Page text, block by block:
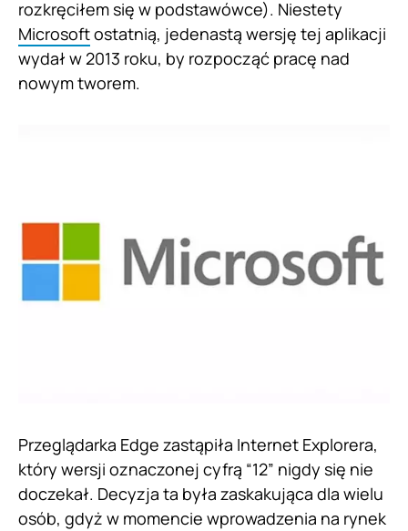
rozkręciłem się w podstawówce). Niestety
Microsoftostatnią, jedenastą wersję tej aplikacji
wydał w 2013 roku, by rozpocząć pracę nad
nowym tworem.
Przeglądarka Edge zastąpiła Internet Explorera,
który wersji oznaczonej cyfrą “12” nigdy się nie
doczekał. Decyzja ta była zaskakująca dla wielu
osób, gdyż w momencie wprowadzenia na rynek